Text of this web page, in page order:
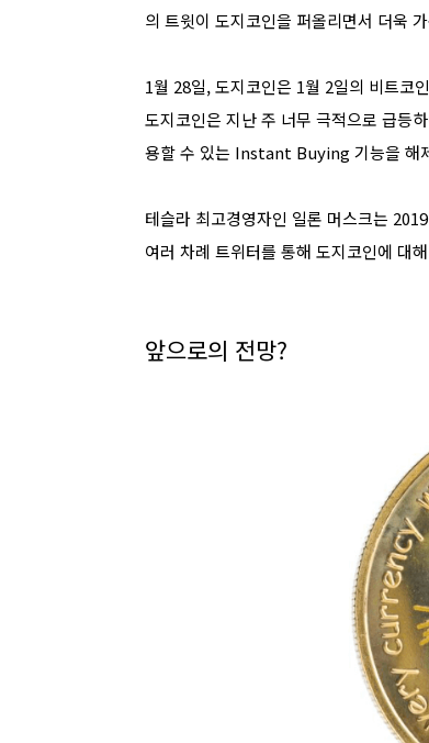
의 트윗이 도지코인을 퍼올리면서 더욱
1월 28일, 도지코인은 1월 2일의 비트코
도지코인은 지난 주 너무 극적으로 급등
용할 수 있는 Instant Buying 기능을 해
테슬라 최고경영자인 일론 머스크는
여러 차례 트위터를 통해 도지코인에 대
앞으로의 전망?